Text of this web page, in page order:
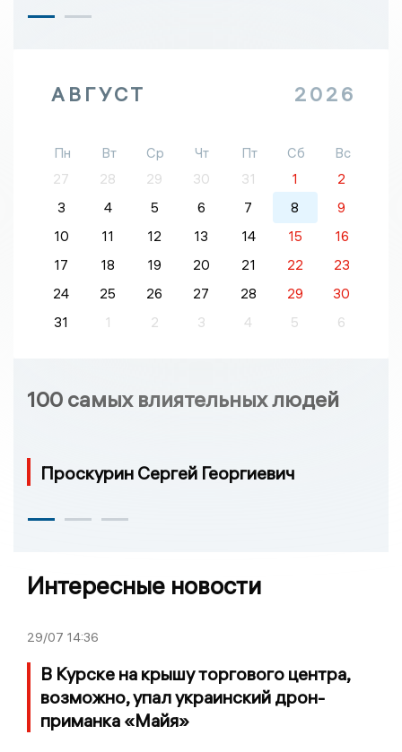
АВГУСТ 2026
Пн Вт Ср Чт Пт Сб
Вс
27
28 29 30 31 1
2
3
4 5 6 7 8
9
10
11 12 13 14 15
16
17
18 19 20 21 22
23
24
25 26 27 28 29
30
31
1 2 3 4 5 6
100 самых влиятельных людей
Проскурин Сергей Георгиевич
Интересные новости
29/07 14:36
В Курске на крышу торгового центра,
возможно, упал украинский дрон-
приманка «Майя»